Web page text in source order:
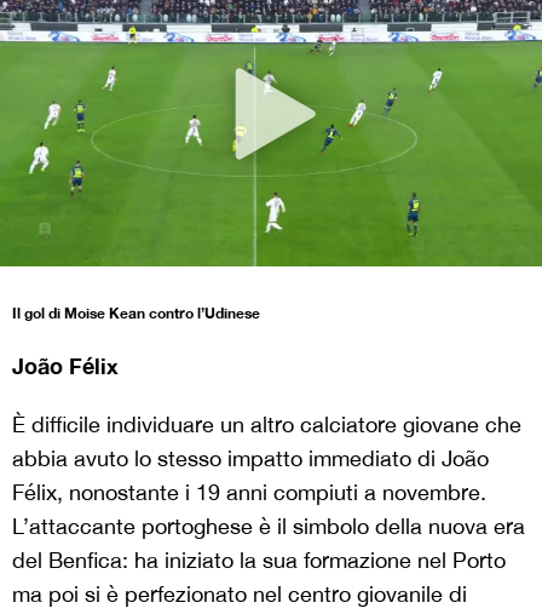
Il gol di Moise Kean contro l’Udinese
João Félix
È difficile individuare un altro calciatore giovane che
abbia avuto lo stesso impatto immediato di João
Félix, nonostante i 19 anni compiuti a novembre.
L’attaccante portoghese è il simbolo della nuova era
del Benfica: ha iniziato la sua formazione nel Porto
ma poi si è perfezionato nel centro giovanile di